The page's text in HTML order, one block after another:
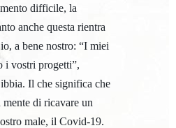
difficile, la
anche questa rientra
a bene nostro: “I miei
i vostri progetti”,
Il che significa che
di ricavare un
male, il Covid-19.